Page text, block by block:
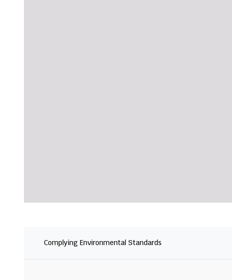
Complying Environmental Standards